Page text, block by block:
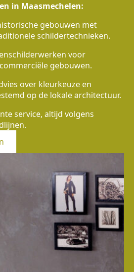
in Maasmechelen:
gebouwen met
schildertechnieken.
voor
gebouwen.
over kleurkeuze en
op de lokale architectuur.
service, altijd volgens